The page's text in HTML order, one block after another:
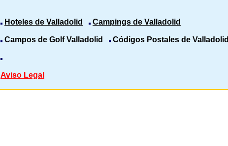
Hoteles de Valladolid Campings de Valladolid
Campos de Golf Valladolid Códigos Postales de Valladolid
Aviso Legal